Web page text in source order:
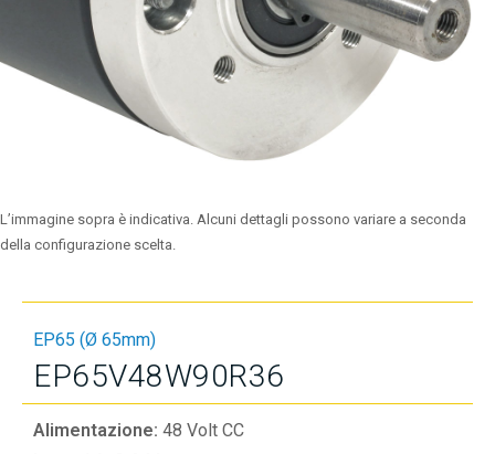
L’immagine sopra è indicativa. Alcuni dettagli possono variare a seconda
della configurazione scelta.
EP65 (Ø 65mm)
EP65V48W90R36
Alimentazione: 48 Volt CC